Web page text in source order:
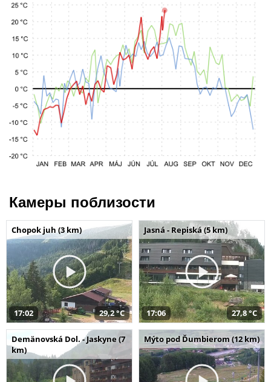
Камеры поблизости
Chopok juh (3 km)
17:02 29,2 °C
Jasná - Repiská (5 km)
17:06 27,8 °C
Demänovská Dol. - Jaskyne (7
km)
Mýto pod Ďumbierom (12 km)